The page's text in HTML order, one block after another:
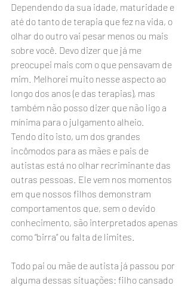
Dependendo da sua idade, maturidade e
até do tanto de terapia que fez na vida, o
olhar do outro vai pesar menos ou mais
sobre você. Devo dizer que já me
preocupei mais com o que pensavam de
mim. Melhorei muito nesse aspecto ao
longo dos anos (e das terapias), mas
também não posso dizer que não ligo a
mínima para o julgamento alheio.
Tendo dito isto, um dos grandes
incômodos para as mães e pais de
autistas está no olhar recriminante das
outras pessoas. Ele vem nos momentos
em que nossos filhos demonstram
comportamentos que, sem o devido
conhecimento, são interpretados apenas
como “birra” ou falta de limites.
Todo pai ou mãe de autista já passou por
alguma dessas situações: filho cansado